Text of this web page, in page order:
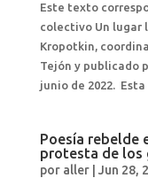
Este texto
colectivo Un lugar
Kropotkin,
Tejón y publicado
junio de 2022.
Poesía rebelde
protesta de los
por aller| Jun 28,